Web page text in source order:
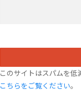
このサイトはスパムを低
こちらをご覧ください。